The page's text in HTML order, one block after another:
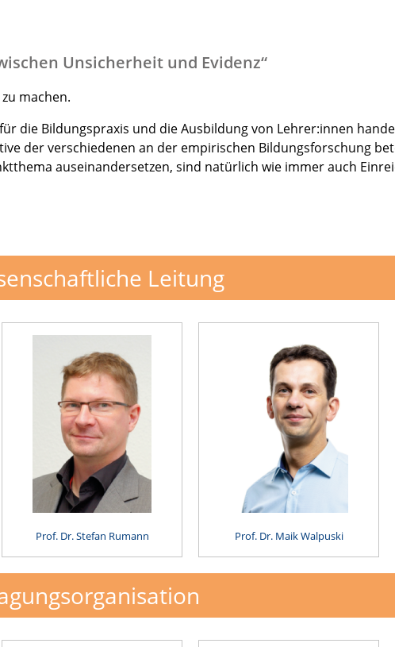
Unsicherheit und Evidenz“
machen.
die Bildungspraxis und die Ausbildung von Lehrer:innen
der verschiedenen an der empirischen Bildungsforschung
auseinandersetzen, sind natürlich wie immer auch
Leitung
Prof. Dr. Stefan Rumann Prof. Dr. Maik Walpuski